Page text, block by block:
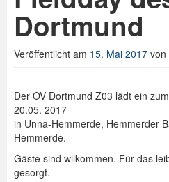
Der Verein
Referate
BV & OV
Relais
Downloads
Spenden
Login
Dortmund
Veröffentlicht am 15. Mai 2017 von
Der OV Dortmund Z03 lädt ein
20.05. 2017
in Unna-Hemmerde, Hemmerder
Hemmerde.
Gäste sind wilkommen. Für das
gesorgt.